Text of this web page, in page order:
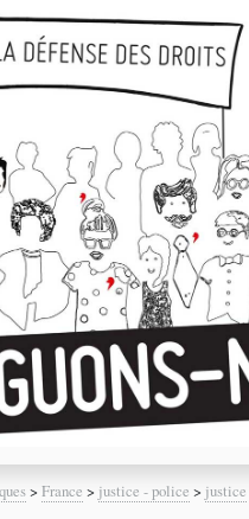
>France > justice - police > justice